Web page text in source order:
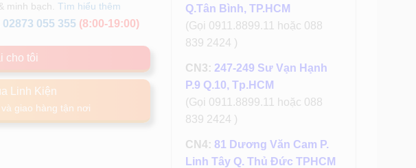
minh bạch.Tìm hiểu thêm
02873 055 355 (8:00-19:00)
cho tôi
Linh Kiện
giao hàng tận nơi
Q.Tân Bình, TP.HCM
(Gọi 0911.8899.11 hoặc 088
839 2424 )
CN3: 247-249 Sư Vạn Hạnh
P.9 Q.10, Tp.HCM
(Gọi 0911.8899.11 hoặc 088
839 2424 )
CN4: 81 Dương Văn Cam P.
Linh Tây Q. Thủ Đức TPHCM